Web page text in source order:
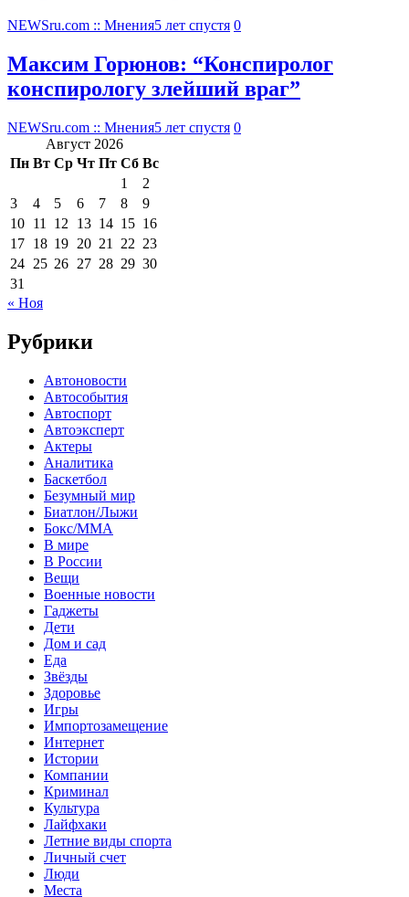
NEWSru.com :: Мнения5 лет спустя 0
Максим Горюнов: “Конспиролог
конспирологу злейший враг”
NEWSru.com :: Мнения5 лет спустя 0
Август 2026
Пн Вт Ср Чт Пт Сб Вс
1
2
3
4 5 6 7 8
9
10 11 12 13 14 15 16
17 18 19 20 21 22 23
24 25 26 27 28 29 30
31
« Ноя
Рубрики
Автоновости
Автособытия
Автоспорт
Автоэксперт
Актеры
Аналитика
Баскетбол
Безумный мир
Биатлон/Лыжи
Бокс/MMA
В мире
В России
Вещи
Военные новости
Гаджеты
Дети
Дом и сад
Еда
Звёзды
Здоровье
Игры
Импортозамещение
Интернет
Истории
Компании
Криминал
Культура
Лайфхаки
Летние виды спорта
Личный счет
Люди
Места